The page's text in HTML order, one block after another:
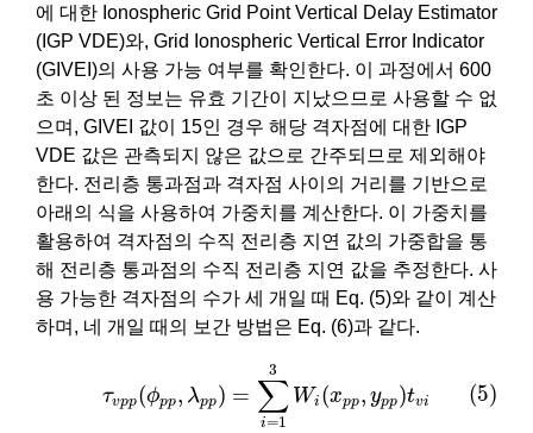
에 대한 Ionospheric Grid Point Vertical Delay Estimator
(IGP VDE)와, Grid Ionospheric Vertical Error Indicator
(GIVEI)의 사용 가능 여부를 확인한다. 이 과정에서 600
초 이상 된 정보는 유효 기간이 지났으므로 사용할 수 없
으며, GIVEI 값이 15인 경우 해당 격자점에 대한 IGP
VDE 값은 관측되지 않은 값으로 간주되므로 제외해야
한다. 전리층 통과점과 격자점 사이의 거리를 기반으로
아래의 식을 사용하여 가중치를 계산한다. 이 가중치를
활용하여 격자점의 수직 전리층 지연 값의 가중합을 통
해 전리층 통과점의 수직 전리층 지연 값을 추정한다. 사
용 가능한 격자점의 수가 세 개일 때 Eq. (5)와 같이 계산
하며, 네 개일 때의 보간 방법은 Eq. (6)과 같다.
τvpp(ϕpp, λpp) =
3
∑
i=1
Wi (xpp, ypp)tvi (5)
∑i